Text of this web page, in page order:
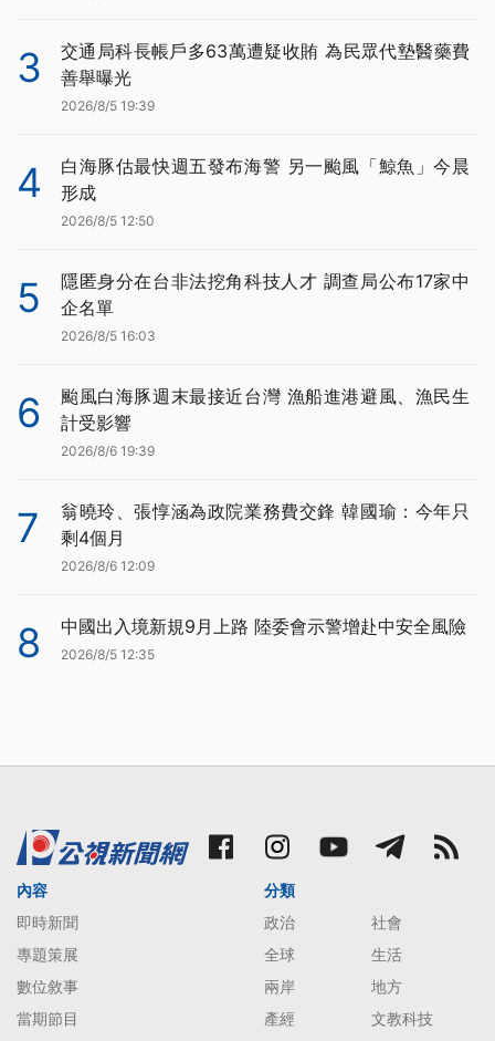
3
交通局科長帳戶多63萬遭疑收賄 為民眾代墊醫藥費
善舉曝光
2026/8/5 19:39
4
白海豚估最快週五發布海警 另一颱風「鯨魚」今晨
形成
2026/8/5 12:50
5
隱匿身分在台非法挖角科技人才 調查局公布17家中
企名單
2026/8/5 16:03
6
颱風白海豚週末最接近台灣 漁船進港避風、漁民生
計受影響
2026/8/6 19:39
7
翁曉玲、張惇涵為政院業務費交鋒 韓國瑜：今年只
剩4個月
2026/8/6 12:09
8 中國出入境新規9月上路 陸委會示警增赴中安全風險
2026/8/5 12:35
內容
即時新聞
專題策展
數位敘事
當期節目
分類
政治
社會
全球
生活
兩岸
地方
產經
文教科技